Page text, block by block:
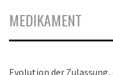
MEDIKAMENT
Evolution der